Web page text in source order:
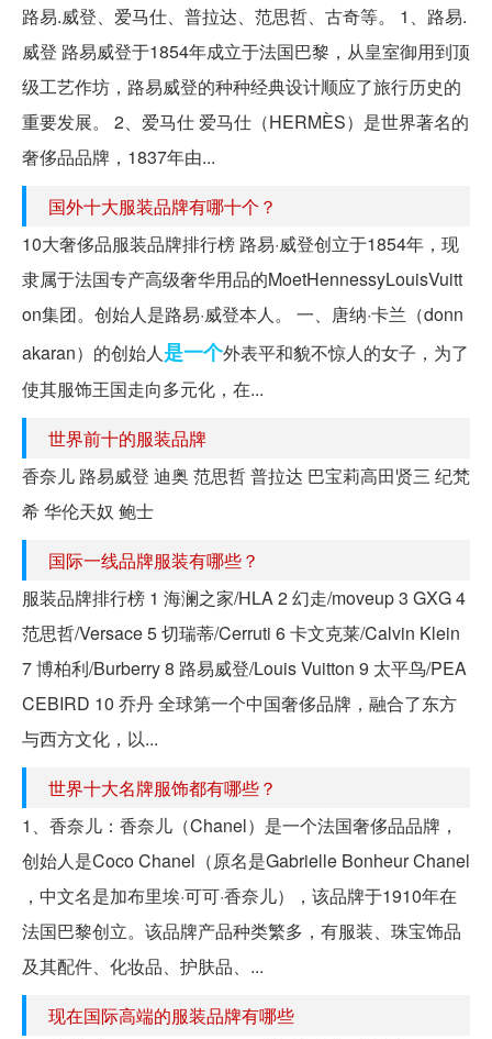
路易.威登、爱马仕、普拉达、范思哲、古奇等。 1、路易.
威登 路易威登于1854年成立于法国巴黎，从皇室御用到顶
级工艺作坊，路易威登的种种经典设计顺应了旅行历史的
重要发展。 2、爱马仕 爱马仕（HERMÈS）是世界著名的
奢侈品品牌，1837年由...
国外十大服装品牌有哪十个？
10大奢侈品服装品牌排行榜 路易·威登创立于1854年，现
隶属于法国专产高级奢华用品的MoetHennessyLouisVuitt
on集团。创始人是路易·威登本人。 一、唐纳·卡兰（donn
akaran）的创始人是一个外表平和貌不惊人的女子，为了
使其服饰王国走向多元化，在...
世界前十的服装品牌
香奈儿 路易威登 迪奥 范思哲 普拉达 巴宝莉高田贤三 纪梵
希 华伦天奴 鲍士
国际一线品牌服装有哪些？
服装品牌排行榜 1 海澜之家/HLA 2 幻走/moveup 3 GXG 4
范思哲/Versace 5 切瑞蒂/Cerruti 6 卡文克莱/Calvin Klein
7 博柏利/Burberry 8 路易威登/Louis Vuitton 9 太平鸟/PEA
CEBIRD 10 乔丹 全球第一个中国奢侈品牌，融合了东方
与西方文化，以...
世界十大名牌服饰都有哪些？
1、香奈儿：香奈儿（Chanel）是一个法国奢侈品品牌，
创始人是Coco Chanel（原名是Gabrielle Bonheur Chanel
，中文名是加布里埃·可可·香奈儿），该品牌于1910年在
法国巴黎创立。该品牌产品种类繁多，有服装、珠宝饰品
及其配件、化妆品、护肤品、...
现在国际高端的服装品牌有哪些